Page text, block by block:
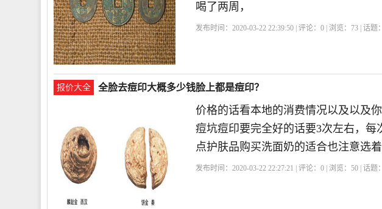
喝了两周，
发布时间：2020-03-22 22:39:50 | 评论：0 | 浏览： 73 | 话题：
报价大全 全脸去痘印大概多少钱脸上都是痘印？
价格的话看本地的消费情况以及以及
痘坑痘印要完全好的话要3次左右，每
点护肤品购买洗面奶的适合也注意选
发布时间：2020-03-22 22:27:21 | 评论：0 | 浏览：50 | 话题：